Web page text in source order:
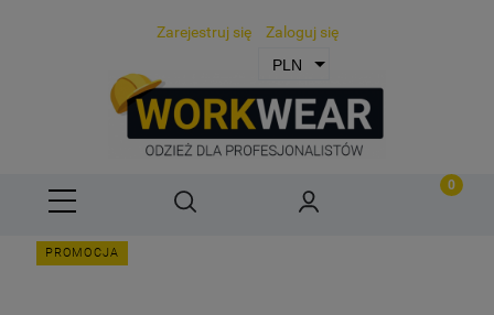
Zarejestruj się Zaloguj się
PROMOCJA